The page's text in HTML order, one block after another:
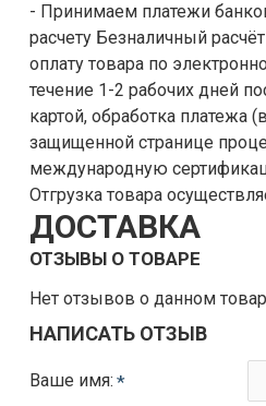
- Принимаем платежи банковской картой - наличными
расчету Безналичный расчёт После подтверждения заказа, выставляется счет на
оплату товара по электронной почте. Денежные средства поступают на наш счёт в
течение 1-2 рабочих дней после оплаты
картой, обработка платежа
защищенной странице
международную сертификацию. Мы принимаем карты VISA,
Отгрузка товара
ДОСТАВКА
ОТЗЫВЫ О ТОВАРЕ
Нет отзывов о данном
НАПИСАТЬ ОТЗЫВ
Ваше имя: